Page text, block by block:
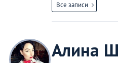
Все записи
Алина